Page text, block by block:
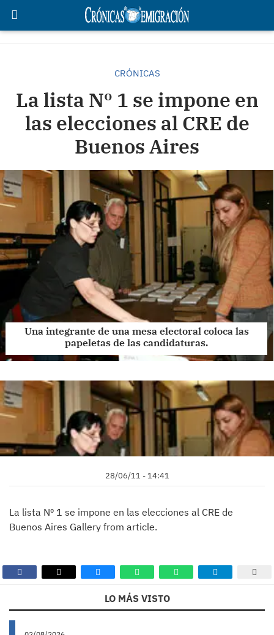
CRÓNICAS
La lista Nº 1 se impone en
las elecciones al CRE de
Buenos Aires
Una integrante de una mesa electoral coloca las
papeletas de las candidaturas.
28/06/11 - 14:41
La lista Nº 1 se impone en las elecciones al CRE de
Buenos Aires Gallery from article.
LO MÁS VISTO